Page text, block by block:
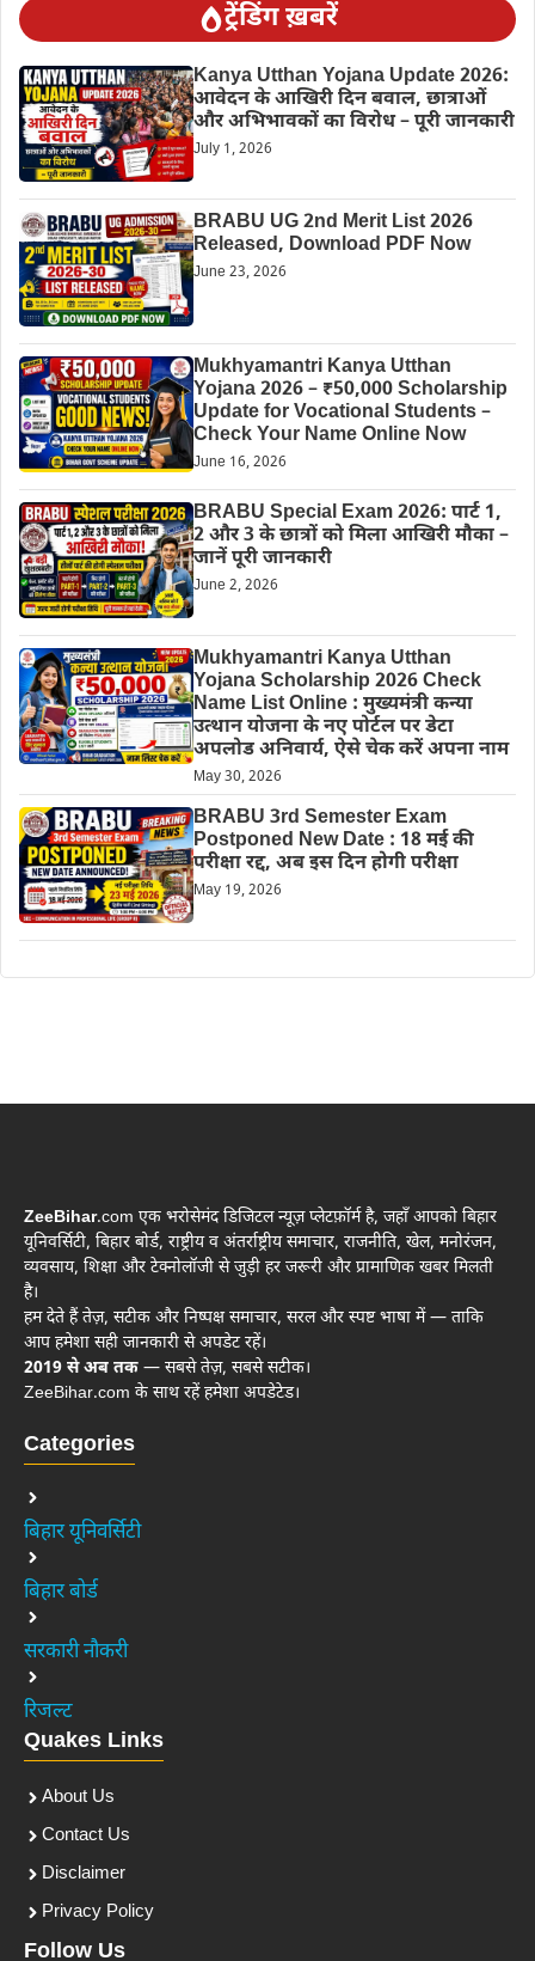
ट्रेंडिंग ख़बरें
Kanya Utthan Yojana Update 2026:
आवेदन के आखिरी दिन बवाल, छात्राओं
और अभिभावकों का विरोध – पूरी जानकारी
July 1, 2026
BRABU UG 2nd Merit List 2026
Released, Download PDF Now
June 23, 2026
Mukhyamantri Kanya Utthan
Yojana 2026 – ₹50,000 Scholarship
Update for Vocational Students –
Check Your Name Online Now
June 16, 2026
BRABU Special Exam 2026: पार्ट 1,
2 और 3 के छात्रों को मिला आखिरी मौका –
जानें पूरी जानकारी
June 2, 2026
Mukhyamantri Kanya Utthan
Yojana Scholarship 2026 Check
Name List Online : मुख्यमंत्री कन्या
उत्थान योजना के नए पोर्टल पर डेटा
अपलोड अनिवार्य, ऐसे चेक करें अपना नाम
May 30, 2026
BRABU 3rd Semester Exam
Postponed New Date : 18 मई की
परीक्षा रद्द, अब इस दिन होगी परीक्षा
May 19, 2026
ZeeBihar.com एक भरोसेमंद डिजिटल न्यूज़ प्लेटफ़ॉर्म है, जहाँ आपको बिहार
यूनिवर्सिटी, बिहार बोर्ड, राष्ट्रीय व अंतर्राष्ट्रीय समाचार, राजनीति, खेल, मनोरंजन,
व्यवसाय, शिक्षा और टेक्नोलॉजी से जुड़ी हर जरूरी और प्रामाणिक खबर मिलती
है।
हम देते हैं तेज़, सटीक और निष्पक्ष समाचार, सरल और स्पष्ट भाषा में — ताकि
आप हमेशा सही जानकारी से अपडेट रहें।
2019 से अब तक — सबसे तेज़, सबसे सटीक।
ZeeBihar.com के साथ रहें हमेशा अपडेटेड।
Categories
बिहार यूनिवर्सिटी
बिहार बोर्ड
सरकारी नौकरी
रिजल्ट
Quakes Links
About Us
Contact Us
Disclaimer
Privacy Policy
Follow Us